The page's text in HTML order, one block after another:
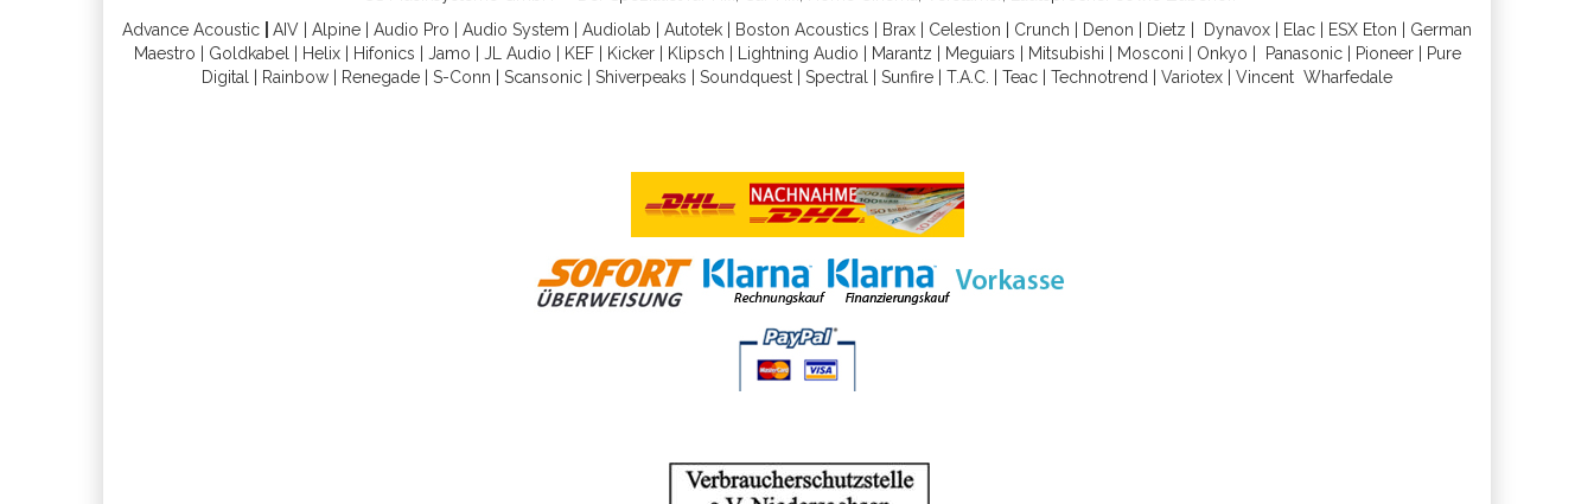
Advance Acoustic
AIV Alpine Audio Pro Audio System Audiolab Autotek Boston Acoustics Brax Celestion Crunch Denon Dietz Dynavox Elac ESX Eton
German
Maestro
Goldkabel Helix| Hifonics Jamo JL Audio KEF| Kicker| Klipsch Lightning Audio Marantz Meguiars Mitsubishi Mosconi Onkyo Panasonic| Pioneer|
Pure
Digital
Rainbow Renegade S-Conn Scansonic Shiverpeaks Soundquest Spectral Sunfire T.A.C. Teac Technotrend Variotex Vincent Wharfedal e